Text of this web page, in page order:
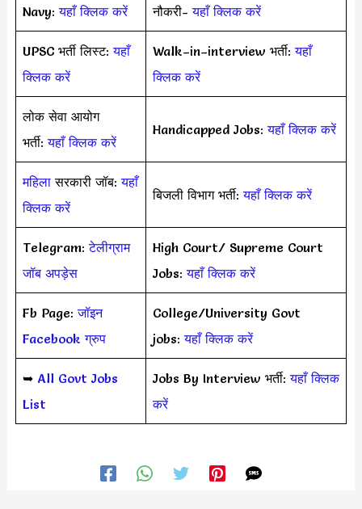
Navy:यहाँ क्लिक करें
नौकरी-यहाँ क्लिक करें
UPSC भर्ती लिस्ट:यहाँ
क्लिक करें
Walk–in–interview भर्ती:यहाँ
क्लिक करें
लोक सेवा आयोग
भर्ती:यहाँ क्लिक करें
Handicapped Jobs:यहाँ क्लिक करें
महिलासरकारी जॉब:यहाँ
क्लिक करें
बिजली विभाग भर्ती:यहाँ क्लिक करें
Telegram:टेलीग्राम
जॉब अपड़ेस
High Court/ Supreme Court
Jobs:यहाँ क्लिक करें
Fb Page:जॉइन
Facebook ग्रुप
College/University Govt
jobs:यहाँ क्लिक करें
➥ All Govt Jobs
List
Jobs By Interview भर्ती:यहाँ क्लिक
करें